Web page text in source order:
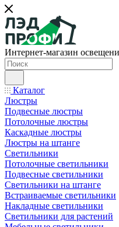
Интернет-магазин
Каталог
Люстры
Подвесные люстры
Потолочные люстры
Каскадные люстры
Люстры на штанге
Светильники
Потолочные светильники
Подвесные светильники
Светильники на штанге
Встраиваемые светильники
Накладные светильники
Светильники для растений